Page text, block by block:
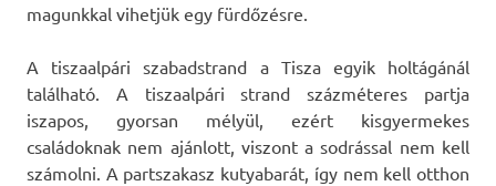
magunkkal vihetjük egy fürdőzésre.
A tiszaalpári szabadstrand a Tisza egyik holtágánál
található. A tiszaalpári strand százméteres partja
iszapos, gyorsan mélyül, ezért kisgyermekes
családoknak nem ajánlott, viszont a sodrással nem kell
számolni. A partszakasz kutyabarát, így nem kell otthon